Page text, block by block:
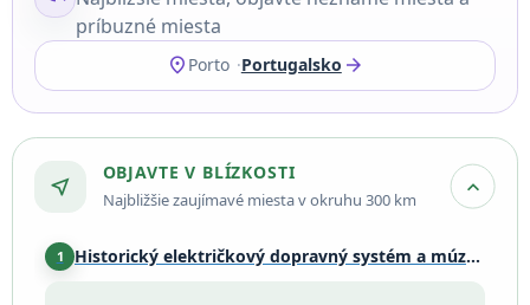
príbuzné miesta
location_on Porto Portugalsko arrow_forward
near_me
OBJAVTE V BLÍZKOSTI
Najbližšie zaujímavé miesta v okruhu 300 km expand_more
1 Historický električkový dopravný systém a múzeum v Porte